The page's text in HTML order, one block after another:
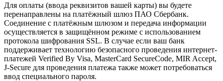
Для оплаты (ввода реквизитов вашей карты) вы будете
перенаправлены на платёжный шлюз ПАО Сбербанк.
Соединение с платёжным шлюзом и передача информации
осуществляется в защищённом режиме с использованием
протокола шифрования SSL. В случае если ваш банк
поддерживает технологию безопасного проведения интернет-
платежей Verified By Visa, MasterCard SecureCode, MIR Accept,
J-Secure для проведения платежа также может потребоваться
ввод специального пароля.